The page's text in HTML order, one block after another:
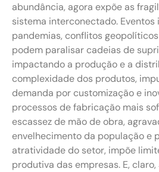
abundância, agora expõe as
sistema interconectado. Eventos
pandemias, conflitos
podem paralisar cadeias de
impactando a produção e a
complexidade dos produtos,
demanda por customização e
processos de fabricação mais
escassez de mão de obra,
envelhecimento da população e
atratividade do setor, impõe
produtiva das empresas. E,